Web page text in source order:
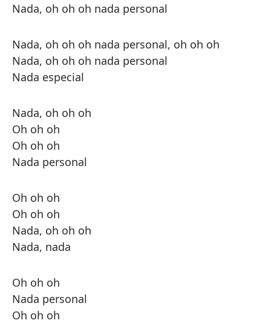
Nada, oh oh oh nada personal
Nada, oh oh oh nada personal, oh oh oh
Nada, oh oh oh nada personal
Nada especial
Nada, oh oh oh
Oh oh oh
Oh oh oh
Nada personal
Oh oh oh
Oh oh oh
Nada, oh oh oh
Nada, nada
Oh oh oh
Nada personal
Oh oh oh